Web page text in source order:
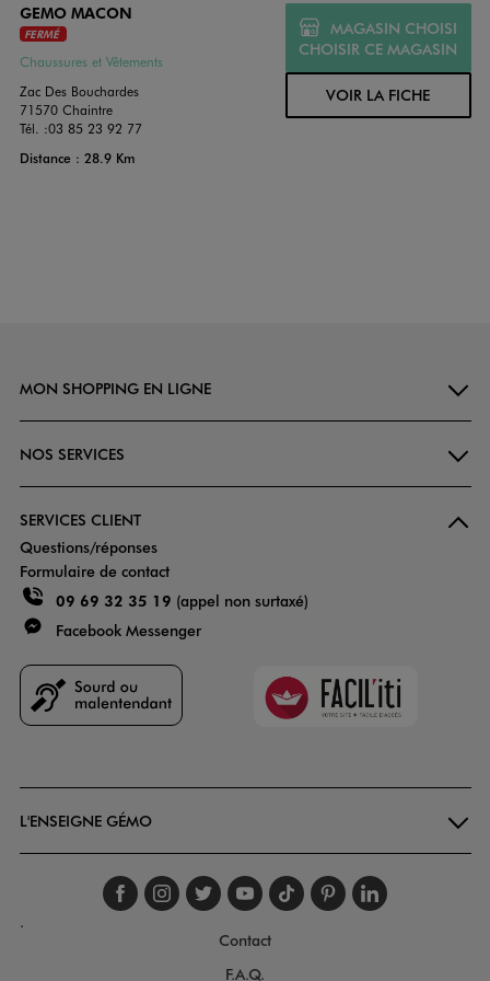
GEMO MACON
FERMÉ
Chaussures et Vêtements
Zac Des Bouchardes
71570 Chaintre
Tél. :03 85 23 92 77
Distance : 28.9 Km
MAGASIN CHOISI
CHOISIR CE MAGASIN
VOIR LA FICHE
MON SHOPPING EN LIGNE
NOS SERVICES
SERVICES CLIENT
Questions/réponses
Formulaire de contact
09 69 32 35 19 (appel non surtaxé)
Facebook Messenger
Faciliti
L'ENSEIGNE GÉMO
Suivez-nous sur
Suivez-nous sur
Suivez-nous sur
Suivez-nous
Suivez-nous
Suivez-
.
Contact
F.A.Q.